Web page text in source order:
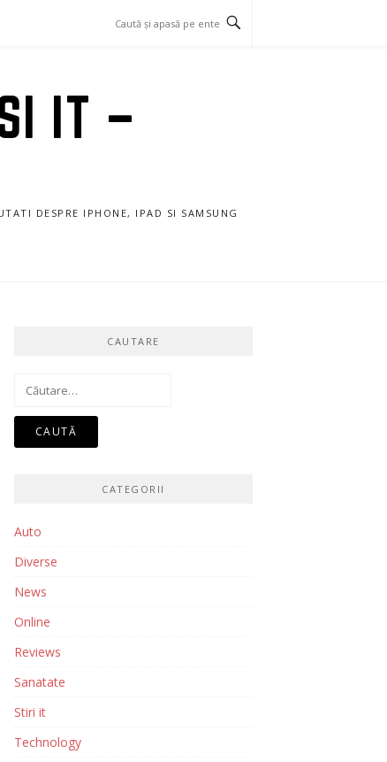
IT –
DESPRE IPHONE, IPAD SI SAMSUNG
CAUTARE
Caută
CATEGORII
Auto
Diverse
News
Online
Reviews
Sanatate
Stiri it
Technology